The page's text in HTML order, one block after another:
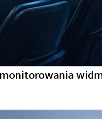
monitorowania